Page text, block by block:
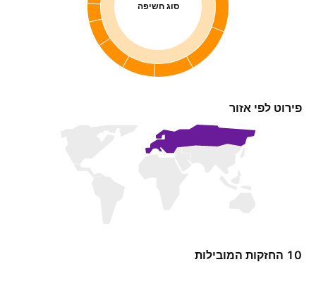
סוג חשיפה
פירוט לפי אזור
10 החזקות המובילות